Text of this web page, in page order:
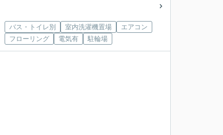
バス・トイレ別 室内洗濯機置場
エアコン
フローリング
電気有 駐輪場